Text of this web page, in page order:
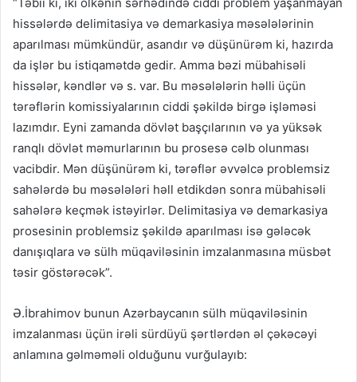
“Təbii ki, iki ölkənin sərhədində ciddi problem yaşanmayan
hissələrdə delimitasiya və demarkasiya məsələlərinin
aparılması mümkündür, asandır və düşünürəm ki, hazırda
da işlər bu istiqamətdə gedir. Amma bəzi mübahisəli
hissələr, kəndlər və s. var. Bu məsələlərin həlli üçün
tərəflərin komissiyalarının ciddi şəkildə birgə işləməsi
lazımdır. Eyni zamanda dövlət başçılarının və ya yüksək
ranqlı dövlət məmurlarının bu prosesə cəlb olunması
vacibdir. Mən düşünürəm ki, tərəflər əvvəlcə problemsiz
sahələrdə bu məsələləri həll etdikdən sonra mübahisəli
sahələrə keçmək istəyirlər. Delimitasiya və demarkasiya
prosesinin problemsiz şəkildə aparılması isə gələcək
danışıqlara və sülh müqaviləsinin imzalanmasına müsbət
təsir göstərəcək”.
Ə.İbrahimov bunun Azərbaycanın sülh müqaviləsinin
imzalanması üçün irəli sürdüyü şərtlərdən əl çəkəcəyi
anlamına gəlməməli olduğunu vurğulayıb: